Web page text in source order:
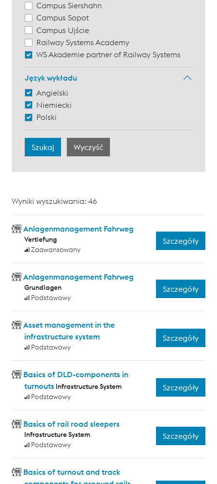
Campus Siershahn
Campus Sopot
Campus Ujście
Railway Systems Academy
WS Akademie partner of Railway Systems
Język wykładu
Angielski
Niemiecki
Polski
Wyniki wyszukiwania: 46
Anlagenmanagement Fahrweg
Vertiefung
Zaawansowany
Szczegóły
Anlagenmanagement Fahrweg
Grundlagen
Podstawowy
Szczegóły
Asset management in the
infrastructure system
Podstawowy
Szczegóły
Basics of DLD-components in
turnouts Infrastructure System
Podstawowy
Szczegóły
Basics of rail road sleepers
Infrastructure System
Podstawowy
Szczegóły
Basics of turnout and track